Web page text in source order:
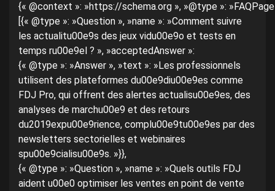
{« @context »: »https://schema.org », »@type »:
[{« @type »: »Question », »name »: »Comment suivre
les actualitu00e9s des jeux vidu00e9o et tests en
temps ru00e9el ? », »acceptedAnswer »:
{« @type »: »Answer », »text »: »Les professionnels
utilisent des plateformes du00e9diu00e9es comme
FDJ Pro, qui offrent des alertes actualisu00e9es, des
analyses de marchu00e9 et des retours
du2019expu00e9rience, complu00e9tu00e9es par des
newsletters sectorielles et webinaires
spu00e9cialisu00e9s. »}},
{« @type »: »Question », »name »: »Quels outils FDJ
aident u00e0 optimiser les ventes en point de vente